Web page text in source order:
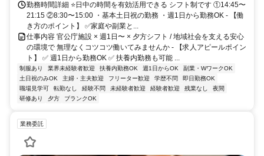
勤務時間詳細 ⭐日中の時間を有効活用できる シフト制です ①14:45〜
21:15 ②8:30〜15:00 ・基本土日祝の勤務 ・週1日から勤務OK - 【働
き方のポイント】 ✅家庭や副業と...
仕事内容 官公庁施設 × 週1日〜 × 夕方シフト / 地域社会を支える安心
の環境で 無理なくコツコツ働いてみませんか - 【求人アピールポイン
ト】 ✅ 週1日から勤務OK ✅ 扶養内勤務も可能 ...
制服あり 業界未経験者歓迎 扶養内勤務OK 週1日からOK
副業・WワークOK
土日祝のみOK
主婦・主夫歓迎 フリーター歓迎 学歴不問
即日勤務OK
職場見学可
転勤なし 経験不問 未経験者歓迎 経験者歓迎 残業なし
夜間
研修あり
夕方 ブランクOK
業務委託